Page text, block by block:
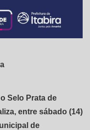
Selo Prata de
entre sábado (14)
de